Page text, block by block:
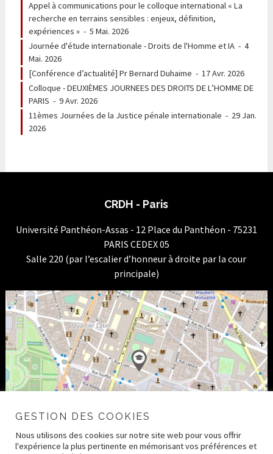
Appel à communications pour le colloque international « La
recherche en terrains sensibles : enjeux, définition,
expériences »- 5 Mai. 2026
Journée d'étude internationale - Droits de l'Homme et IA- 4
Mai. 2026
[Conférence d’actualité] Pr Bernard Duhaime - 17 Avr. 2026
Colloque - DEUXIÈMES JOURNEES DES DROITS DE L’HOMME DE
PARIS - 9 Avr. 2026
11èmes Journées de la Justice pénale internationale - 29 Jan.
2026
CRDH - Paris
Université Panthéon-Assas - 12 Place du Panthéon - 75231
PARIS CEDEX 05
Salle 220 (par l’escalier d’honneur à droite par la cour
principale)
GESTION DES COOKIES
Nous utilisons des cookies sur notre site web pour vous offrir
l'expérience la plus pertinente en mémorisant vos préférences et